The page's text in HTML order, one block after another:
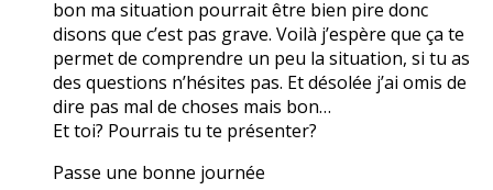
bon ma situation pourrait être bien pire donc
disons que c’est pas grave. Voilà j’espère que ça te
permet de comprendre un peu la situation, si tu as
des questions n’hésites pas. Et désolée j’ai omis de
dire pas mal de choses mais bon…
Et toi? Pourrais tu te présenter?
Passe une bonne journée